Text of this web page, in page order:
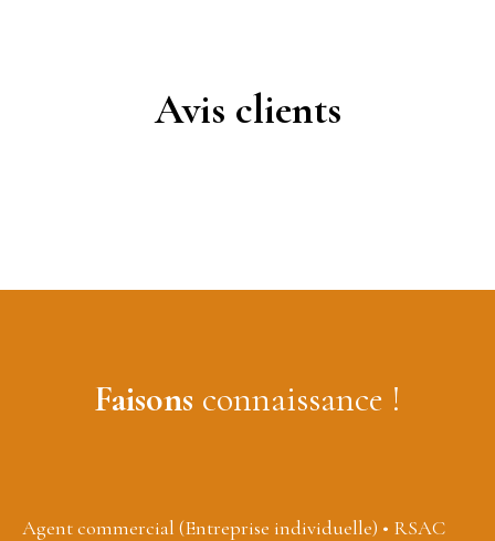
Avis clients
Faisons connaissance !
Agent commercial (Entreprise individuelle) • RSAC